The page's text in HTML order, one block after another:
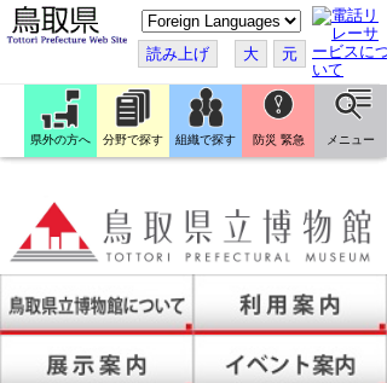
こ
の
ペ
ー
ジ
翻
訳
す
読み上げ 大 元
県外の方へ 分野で探す 組織で探す 防災 緊急 メニュー